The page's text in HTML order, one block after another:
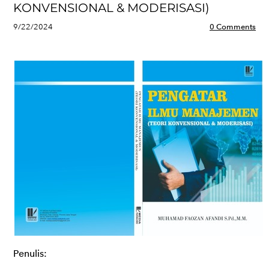
KONVENSIONAL & MODERISASI)
9/22/2024 0 Comments
Penulis: